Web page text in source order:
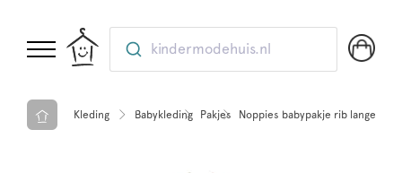
kindermodehuis.nl
Kleding Babykleding Pakjes Noppies babypakje rib lange